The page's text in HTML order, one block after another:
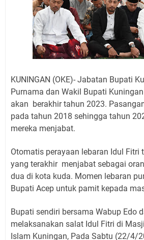
Info Sembako di Pasar
Agustus 2026, Daging
Agenda Kegiatan Bupati
2026 Ada Tiga, Tapi yang
Ini Empat Lokasi Samsat
KUNINGAN (OKE)- Jabatan Bupati
Purnama dan Wakil Bupati
akan berakhir tahun 2023.
pada tahun 2018 sehingga tahun
mereka menjabat.
Otomatis perayaan lebaran Idul Fitri
yang terakhir menjabat sebagai
dua di kota kuda. Momen lebaran
Bupati Acep untuk pamit kepada
Bupati sendiri bersama Wabup Edo
melaksanakan salat Idul Fitri di
Islam Kuningan, Pada Sabtu (22/4/